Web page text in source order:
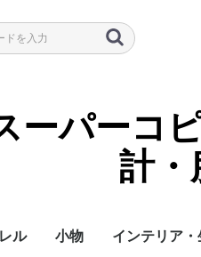
ーパーコ
計・
ル 小物 インテリア